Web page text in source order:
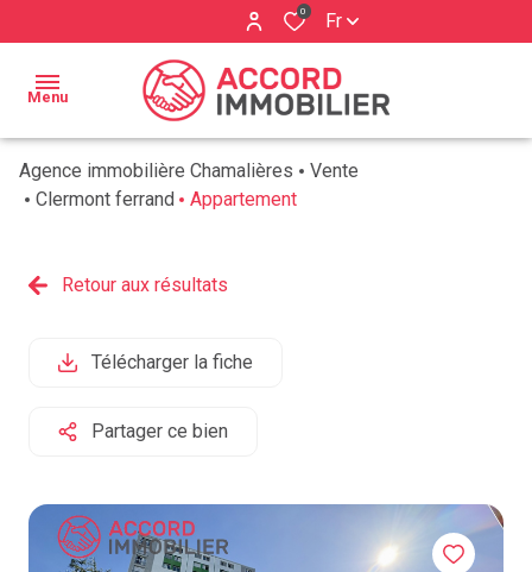
0 Fr
Menu
ACCUEIL
VENDRE
VENDUS
CLIENTS
NOTRE
sommes
services
Agence immobilière Chamalières
Vente
Clermont ferrand
Appartement
Retour aux résultats
Télécharger la fiche
Partager ce bien